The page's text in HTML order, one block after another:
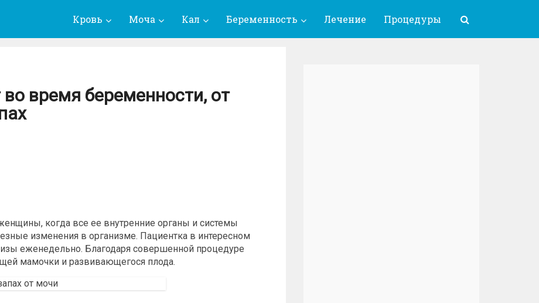
Кровь Моча Кал Беременность Лечение Процедуры
время беременности, от
когда все ее внутренние органы и системы
изменения в организме. Пациентка в интересном
еженедельно. Благодаря совершенной процедуре
мамочки и развивающегося плода.